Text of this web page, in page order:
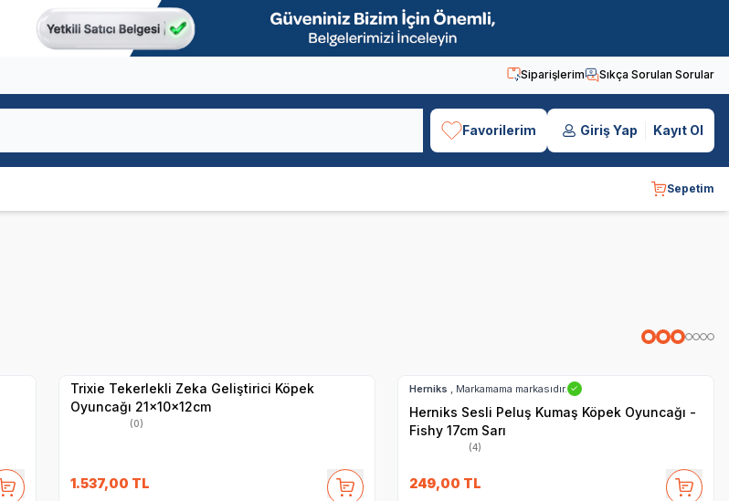
Siparişlerim Sıkça Sorulan Sorular
Favorilerim Giriş Yap Kayıt Ol
Sepetim
Trixie Tekerlekli Zeka Geliştirici Köpek
Oyuncağı 21x10x12cm
(0)
1.537,00 TL
Herniks , Markamama markasıdır. ✓
Herniks Sesli Peluş Kumaş Köpek Oyuncağı -
Fishy 17cm Sarı
(4)
249,00 TL